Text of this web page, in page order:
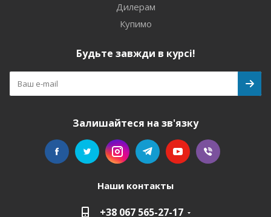
Дилерам
Купимо
Будьте завжди в курсі!
Залишайтеся на зв'язку
Наши контакты
+38 067 565-27-17